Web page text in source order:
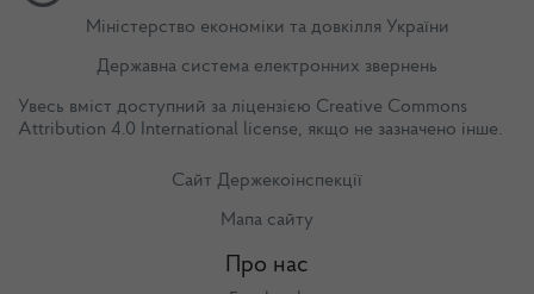
Міністерство економіки та довкілля України
Державна система електронних звернень
Увесь вміст доступний за ліцензією Creative Commons
Attribution 4.0 International license, якщо не зазначено інше.
Сайт Держекоінспекції
Мапа сайту
Про нас